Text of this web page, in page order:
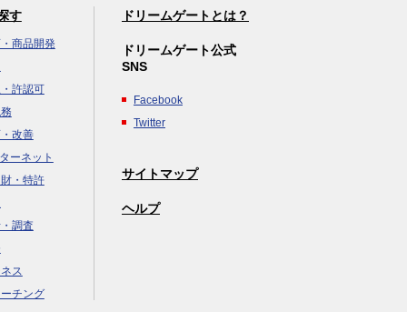
す
商品開発
許認可
改善
ーネット
・特許
調査
ス
チング
ドリームゲートとは？
ドリームゲート公式
SNS
Facebook
Twitter
サイトマップ
ヘルプ